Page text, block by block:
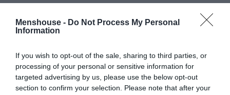
Menshouse - Do Not Process My Personal
Information
If you wish to opt-out of the sale, sharing to third parties, or
processing of your personal or sensitive information for
targeted advertising by us, please use the below opt-out
section to confirm your selection. Please note that after your
Αυτοί που αγαπούν το αθάνατο σουβλάκι -όλοι δηλαδή-
το «Μαραγκούδικο» πρέπει να το επισκεφτούν. Τίμιες
φρέσκα ψάρια
και θαλασσινά
με θέα απαράμιλλη, ο
«Ψαρομήλιγκας» θα σας ικανοποιήσει ιδιαίτερα. Ωραίο
περιβάλλον, μεγάλες μερίδες και τιμές άκρως λογικές
για αυτό που σου προσφέρει.